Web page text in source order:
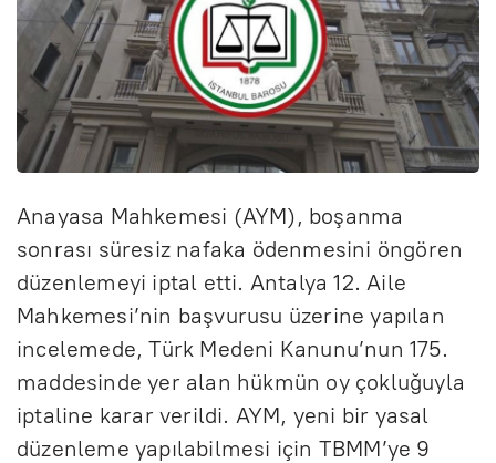
Anayasa Mahkemesi (AYM), boşanma
sonrası süresiz nafaka ödenmesini öngören
düzenlemeyi iptal etti. Antalya 12. Aile
Mahkemesi’nin başvurusu üzerine yapılan
incelemede, Türk Medeni Kanunu’nun 175.
maddesinde yer alan hükmün oy çokluğuyla
iptaline karar verildi. AYM, yeni bir yasal
düzenleme yapılabilmesi için TBMM’ye 9